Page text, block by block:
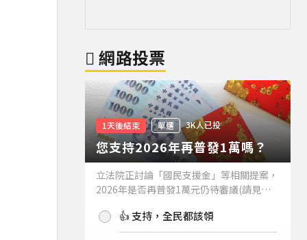
網路投票
1天後結束 單選 3K人已投
您支持2026年再普發1萬嗎？
立法院正討論「國民支援金」等相關提案，
2026年是否再普發1萬元仍待審議(請見下
持嗎？👍 支持，全民都該領